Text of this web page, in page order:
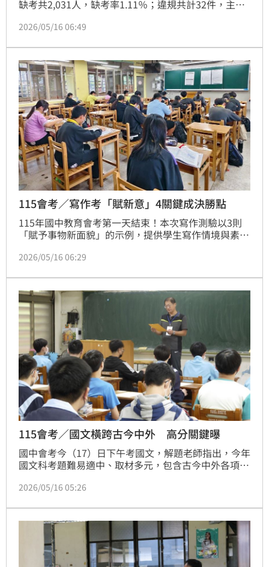
缺考共2,031人，缺考率1.11％；違規共計32件，主要
另加上上午社會科，合計有5人於試題本、答案卡上畫
2026/05/16 06:49
115會考／寫作考「賦新意」4關鍵成決勝點
115年國中教育會考第一天結束！本次寫作測驗以3則
「賦予事物新面貌」的示例，提供學生寫作情境與素
學生須寫出改變本身外，改變帶來的「價值」及為此付
責任」的色彩，將能與他人拉開差距。
2026/05/16 06:29
115會考／國文橫跨古今中外 高分關鍵曝
國中會考今（17）日下午考國文，解題老師指出，今年
國文科考題難易適中、取材多元，包含古今中外各項議
字》、嚴艾琳詩作〈第二市場的故事味〉，到中東地區
生態變化等都入題，考驗學生語言基礎、文本理解與實
際應用能力。
2026/05/16 05:26